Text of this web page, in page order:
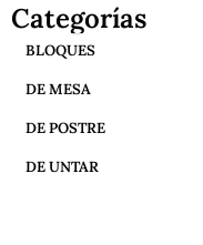
Categorías
BLOQUES
DE MESA
DE POSTRE
DE UNTAR